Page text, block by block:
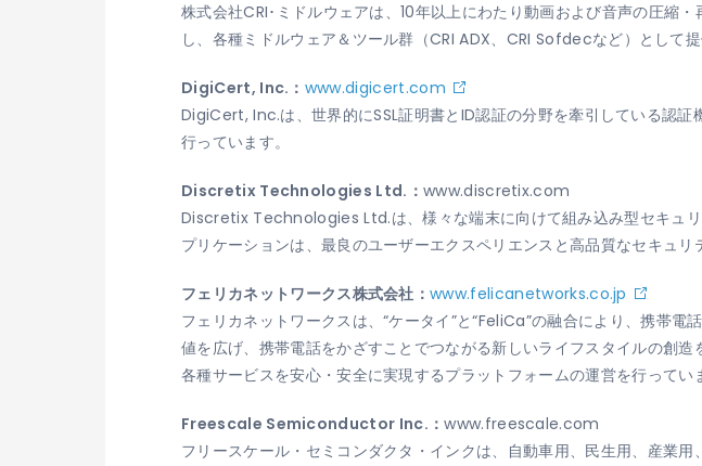
株式会社CRI･ミドルウェアは、10年以上にわたり動画および音声の圧縮
し、各種ミドルウェア＆ツール群（CRI ADX、CRI Sofdecなど）として提
DigiCert, Inc.： www.digicert.com
DigiCert, Inc.は、世界的にSSL証明書とID認証の分野を牽引している認
行っています。
Discretix Technologies Ltd.： www.discretix.com
Discretix Technologies Ltd.は、様々な端末に向けて組み込み型セキュ
プリケーションは、最良のユーザーエクスペリエンスと高品質なセキュリ
フェリカネットワークス株式会社：www.felicanetworks.co.jp
フェリカネットワークスは、“ケータイ”と“FeliCa”の融合により、携帯
値を広げ、携帯電話をかざすことでつながる新しいライフスタイルの創
各種サービスを安心・安全に実現するプラットフォームの運営を行ってい
Freescale Semiconductor Inc.：www.freescale.com
フリースケール・セミコンダクタ・インクは、自動車用、民生用、産業